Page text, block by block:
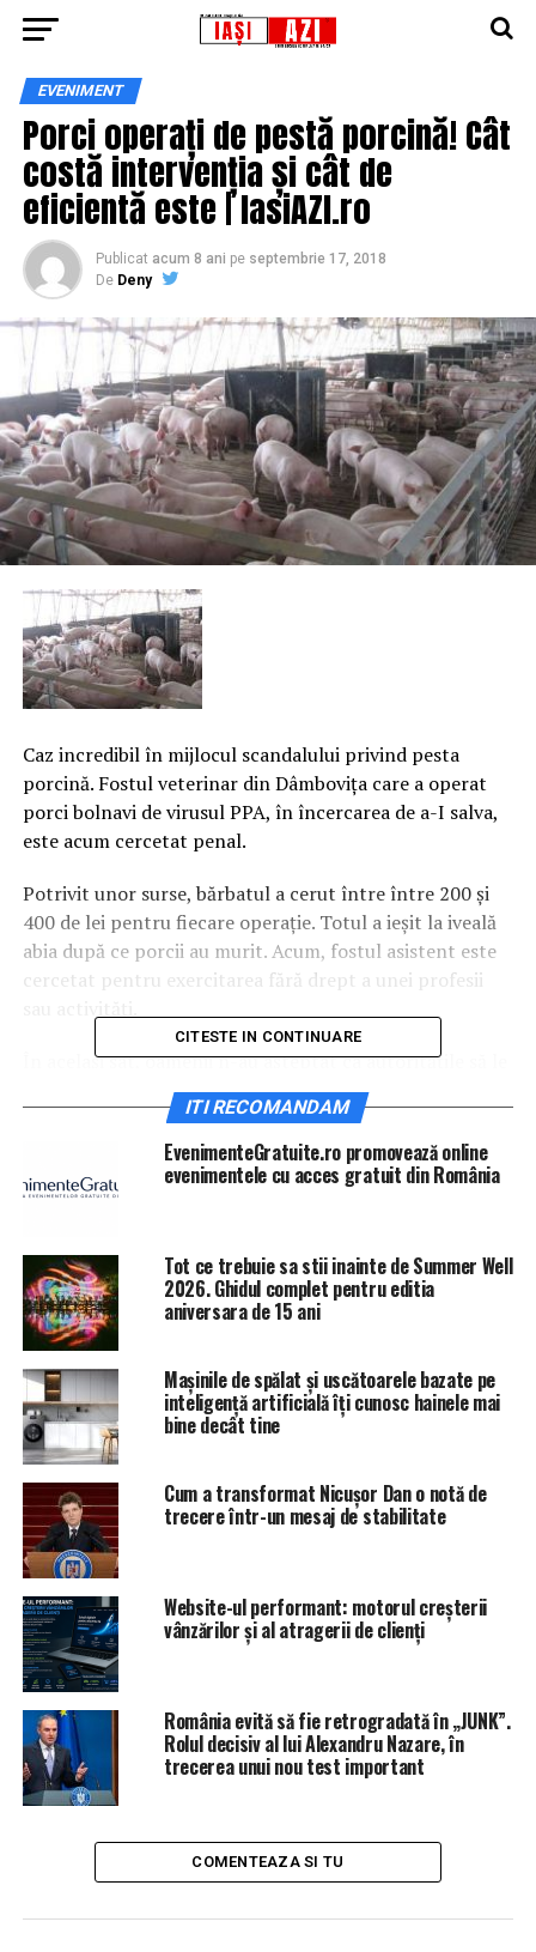
EVENIMENT
Porci operați de pestă porcină! Cât
costă intervenția și cât de
eficientă este | IasiAZI.ro
Publicat acum 8 ani pe septembrie 17, 2018
De Deny
Caz incredibil în mijlocul scandalului privind pesta
porcină. Fostul veterinar din Dâmboviţa care a operat
porci bolnavi de virusul PPA, în încercarea de a-I salva,
este acum cercetat penal.
Potrivit unor surse, bărbatul a cerut între între 200 şi
400 de lei pentru fiecare operaţie. Totul a ieşit la iveală
abia după ce porcii au murit. Acum, fostul asistent este
cercetat pentru exercitarea fără drept a unei profesii
În acelaşi sat, oamenii n-au aşteptat ca autorităţile să le
ia animalele şi să facă dezinfecţia. Şi-au taiat porcii în
toiul nopţii, înainte să vină veterinarii, potrivit Antena3.
IasiAZI.ro
URMATORUL
Anunţ despre Legea Pensiilor. Aşa ceva este
nemaiîntâlnit în vreo altă ţară | IasiAZI.ro
NU RATATI
Teodorovici, noi explicații în SCANDALUL momentului |
IasiAZI.ro
CITESTE IN CONTINUARE
ITI RECOMANDAM
EvenimenteGratuite.ro promovează online
evenimentele cu acces gratuit din România
Tot ce trebuie sa stii inainte de Summer Well
2026. Ghidul complet pentru editia
aniversara de 15 ani
Mașinile de spălat și uscătoarele bazate pe
inteligență artificială îți cunosc hainele mai
bine decât tine
Cum a transformat Nicușor Dan o notă de
trecere într-un mesaj de stabilitate
Website-ul performant: motorul creșterii
vânzărilor și al atragerii de clienți
România evită să fie retrogradată în „JUNK”.
Rolul decisiv al lui Alexandru Nazare, în
trecerea unui nou test important
COMENTEAZA SI TU